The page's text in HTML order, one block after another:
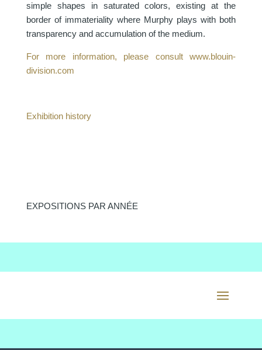
simple shapes in saturated colors, existing at the
border of immateriality where Murphy plays with both
transparency and accumulation of the medium.
For more information, please consult www.blouin-
division.com
Exhibition history
EXPOSITIONS PAR ANNÉE